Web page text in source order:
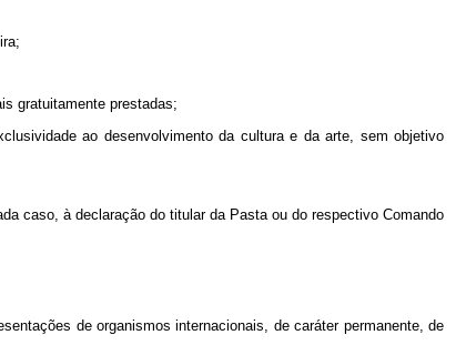
gratuitamente prestadas;
ao desenvolvimento da cultura e da arte, sem objetivo
caso, à declaração do titular da Pasta ou do respectivo Comando
de organismos internacionais, de caráter permanente, de